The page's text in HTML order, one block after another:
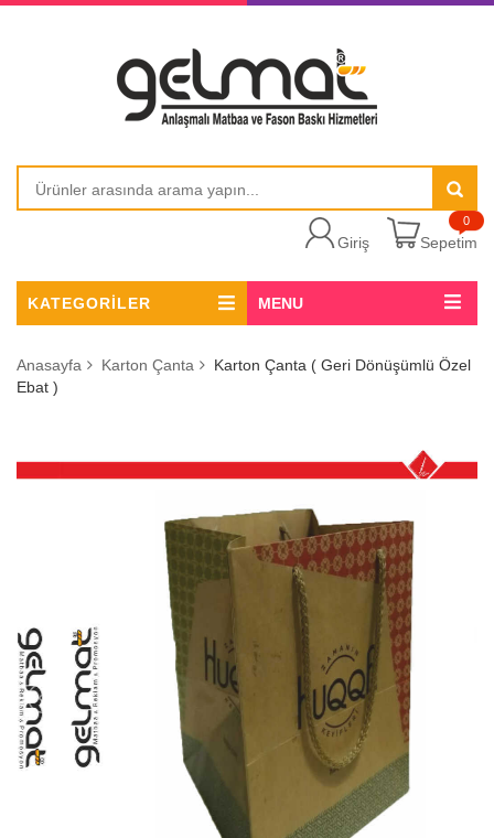
Sepetim
0
Giriş
KATEGORİLER MENU
Anasayfa Karton Çanta
Karton Çanta ( Geri Dönüşümlü Özel
Ebat )